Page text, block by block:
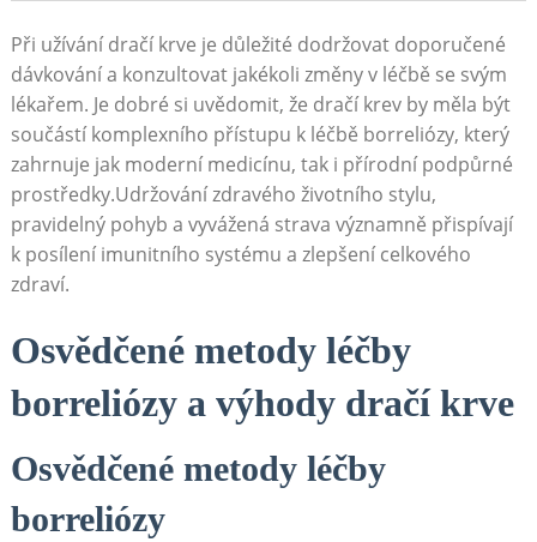
Při užívání dračí krve je důležité dodržovat doporučené
dávkování a konzultovat jakékoli změny v léčbě se svým
lékařem. Je dobré si uvědomit, že dračí krev by měla být
součástí komplexního přístupu k léčbě borreliózy, který
zahrnuje jak moderní medicínu, tak i přírodní podpůrné
prostředky.Udržování zdravého životního stylu,
pravidelný pohyb a vyvážená strava významně přispívají
k posílení imunitního systému a zlepšení celkového
zdraví.
Osvědčené metody léčby
borreliózy a výhody dračí krve
Osvědčené metody léčby
borreliózy